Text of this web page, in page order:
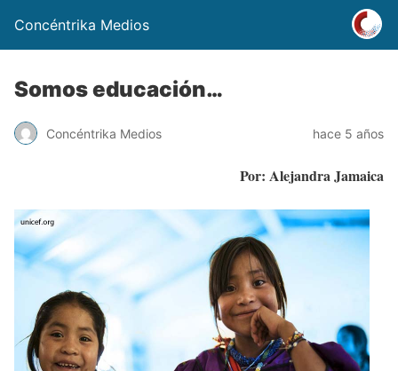
Concéntrika Medios
Somos educación…
Concéntrika Medios hace 5 años
Por: Alejandra Jamaica